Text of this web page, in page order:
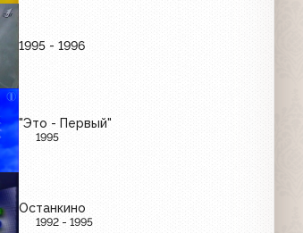
1995 - 1996
"Это - Первый"
1995
Останкино
1992 - 1995